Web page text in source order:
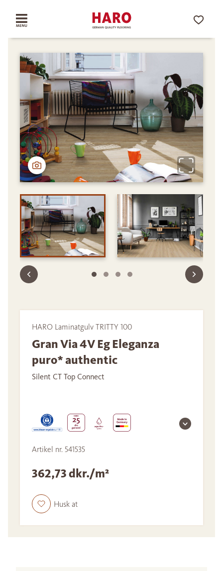
HARO Laminatgulv TRITTY 100
Gran Via 4V Eg Eleganza
puro* authentic
Silent CT Top Connect
Artikel nr. 541535
362,73 dkr./m²
Husk at